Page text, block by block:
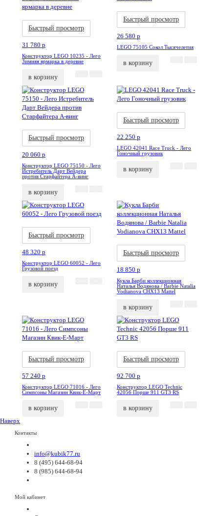
Быстрый просмотр
31 780 p
Конструктор LEGO 10235 - Лего
Зимняя ярмарка в деревне
в корзину
Быстрый просмотр
26 580 p
LEGO 75105 Сокол Тысячелетия
в корзину
Быстрый просмотр
20 060 p
Конструктор LEGO 75150 - Лего
Истребитель Дарт Вейдера
против Старфайтера А-винг
в корзину
Быстрый просмотр
22 250 p
LEGO 42041 Race Truck - Лего
Гоночный грузовик
в корзину
Быстрый просмотр
48 320 p
Конструктор LEGO 60052 - Лего
Грузовой поезд
в корзину
Быстрый просмотр
18 850 p
Кукла Барби коллекционная
Наталья Водянова / Barbie Natalia
Vodianova CHX13 Mattel
в корзину
Быстрый просмотр
57 240 p
Конструктор LEGO 71016 - Лего
Симпсоны Магазин Квик-Е-Март
в корзину
Быстрый просмотр
92 700 p
Конструктор LEGO Technic
42056 Порше 911 GT3 RS
в корзину
Наверх
Контакты
info@kubik77.ru
8 (495) 644-68-94
8 (985) 644-68-94
Мой кабинет